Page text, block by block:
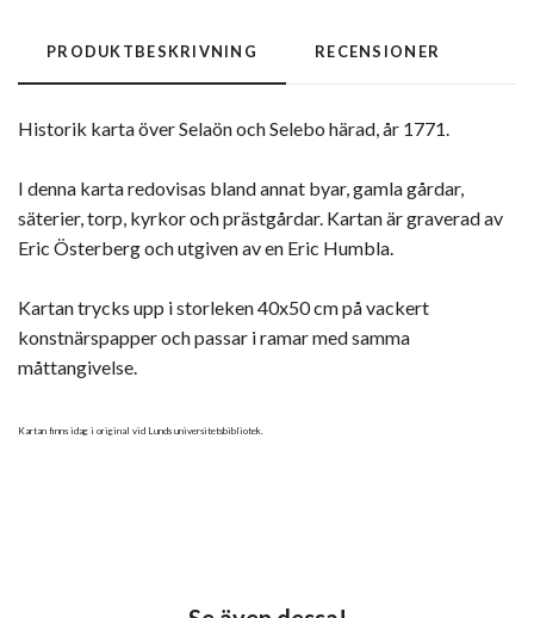
PRODUKTBESKRIVNING RECENSIONER
Historik karta över Selaön och Selebo härad, år 1771.
I denna karta redovisas bland annat byar, gamla gårdar,
säterier, torp, kyrkor och prästgårdar. Kartan är graverad av
Eric Österberg och utgiven av en Eric Humbla.
Kartan trycks upp i storleken 40x50 cm på vackert
konstnärspapper och passar i ramar med samma
måttangivelse.
Kartan finns idag i original vid Lunds universitetsbibliotek.